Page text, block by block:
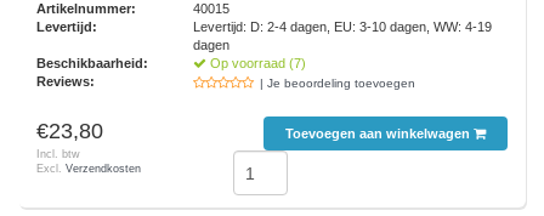
Artikelnummer:
40015
Levertijd:
Levertijd: D: 2-4 dagen, EU: 3-10 dagen, WW: 4-19
dagen
Beschikbaarheid:
Op voorraad (7)
Reviews:
| Je beoordeling toevoegen
€23,80
Incl. btw
Excl. Verzendkosten
Toevoegen aan winkelwagen